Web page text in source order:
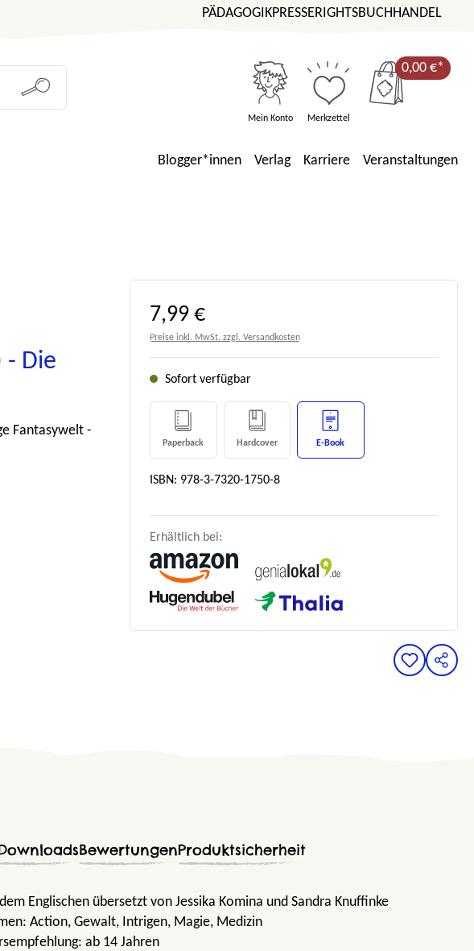
PÄDAGOGIKPRESSERIGHTSBUCHHANDEL
Mein Konto Merkzettel
0,00 €*
Blogger*innen Verlag Karriere Veranstaltungen
- Die
Fantasywelt -
Regulärer Preis:
7,99 €
Preise inkl. MwSt. zzgl. Versandkosten
Sofort verfügbar
Paperback Hardcover E-Book
ISBN: 978-3-7320-1750-8
Erhältlich bei:
BewertungenProduktsicherheit
Englischen übersetzt von Jessika Komina und Sandra Knuffinke
Action, Gewalt, Intrigen, Magie, Medizin
ab 14 Jahren